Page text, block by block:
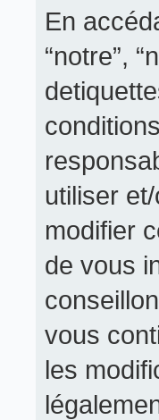
En
“notre”,
utiliser
modifier
de vous
vous
les